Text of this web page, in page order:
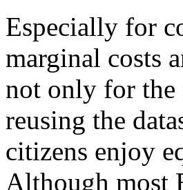
Especially for
marginal costs
not only for the
reusing the
citizens enjoy
Although most